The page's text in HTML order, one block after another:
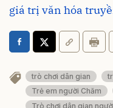
giá trị văn hóa
trò chơi dân gian
Trẻ em người Chăm
Trò chơi dân gian